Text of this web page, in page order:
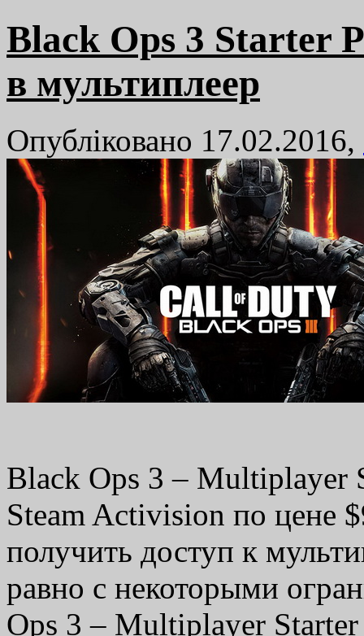
Black Ops 3 Starter
в мультиплеер
Опубліковано 17.02.2016,
Black Ops 3 – Multiplayer
Steam Activision по цене
получить доступ к
равно с некоторыми
Ops 3 – Multiplayer